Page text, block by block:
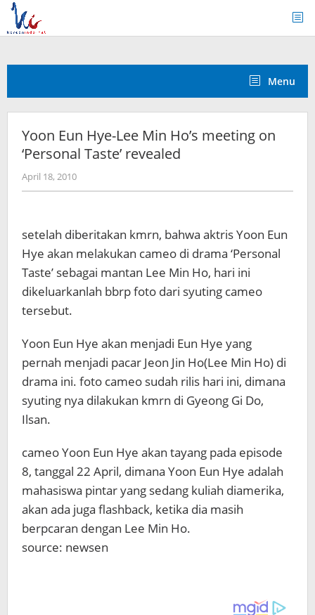
Skip
content
Menu
Yoon Eun Hye-Lee Min Ho’s meeting on
‘Personal Taste’ revealed
April 18, 2010by
Koreanindo
setelah diberitakan kmrn, bahwa aktris Yoon Eun
Hye akan melakukan cameo di drama ‘Personal
Taste’ sebagai mantan Lee Min Ho, hari ini
dikeluarkanlah bbrp foto dari syuting cameo
tersebut.
Yoon Eun Hye akan menjadi Eun Hye yang
pernah menjadi pacar Jeon Jin Ho(Lee Min Ho) di
drama ini. foto cameo sudah rilis hari ini, dimana
syuting nya dilakukan kmrn di Gyeong Gi Do,
Ilsan.
cameo Yoon Eun Hye akan tayang pada episode
8, tanggal 22 April, dimana Yoon Eun Hye adalah
mahasiswa pintar yang sedang kuliah diamerika,
akan ada juga flashback, ketika dia masih
berpcaran dengan Lee Min Ho.
source: newsen